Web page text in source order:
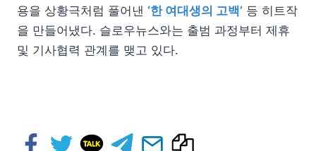
용을 상황극처럼 풀어낸 ‘한 여대생의 고백’ 등 히트작
을 만들어냈다. 슬로우뉴스와는 출범 과정부터 제휴
및 기사협력 관계를 맺고 있다.